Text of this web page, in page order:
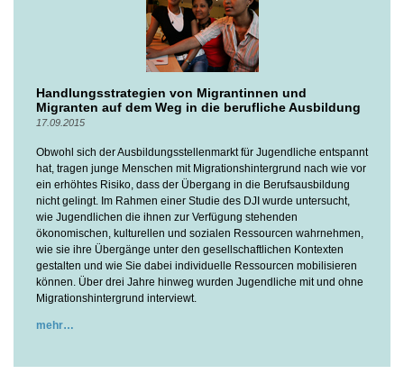
Handlungsstrategien von Migrantinnen und
Migranten auf dem Weg in die berufliche Ausbildung
17.09.2015
Obwohl sich der Ausbildungsstellenmarkt für Jugendliche entspannt
hat, tragen junge Menschen mit Migrationshintergrund nach wie vor
ein erhöhtes Risiko, dass der Übergang in die Berufsausbildung
nicht gelingt. Im Rahmen einer Studie des DJI wurde untersucht,
wie Jugendlichen die ihnen zur Verfügung stehenden
ökonomischen, kulturellen und sozialen Ressourcen wahrnehmen,
wie sie ihre Übergänge unter den gesellschaftlichen Kontexten
gestalten und wie Sie dabei individuelle Ressourcen mobilisieren
können. Über drei Jahre hinweg wurden Jugendliche mit und ohne
Migrationshintergrund interviewt.
mehr